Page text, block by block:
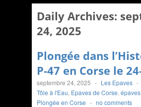
Daily Archives:
24, 2025
Plongée dans
P-47 en Corse le
septembre 24, 2025 - Les Epaves -
Tôle à l'Eau, Epaves de Corse,
Plongée en Corse - no comments